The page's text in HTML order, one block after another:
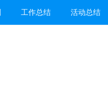
工作总结 活动总结